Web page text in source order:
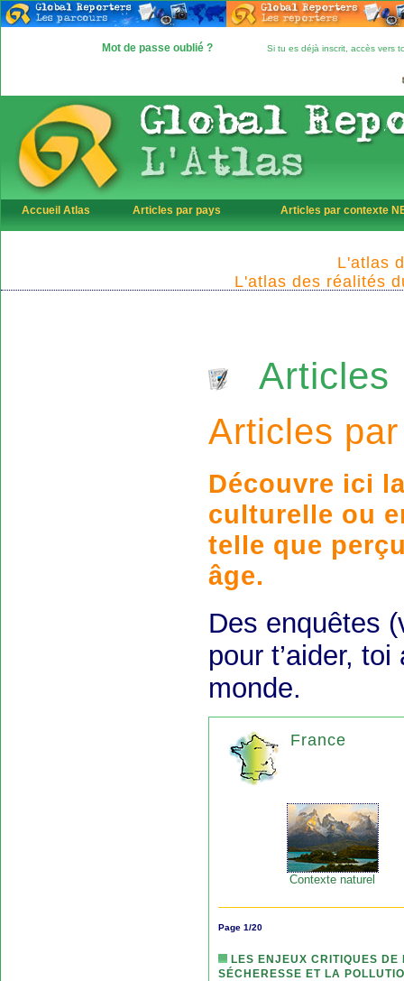
Mot de passe oublié ? Si tu es déjà inscrit, accès vers
Accueil Atlas Articles par pays Articles par contexte
L'atlas
L'atlas des réalités
Articles
Articles
Découvre ici
culturelle ou
telle que
âge.
Des enquêtes
pour t’aider,
monde.
France
Contexte naturel
Page 1/20
LES ENJEUX CRITIQUES DE
SÉCHERESSE ET LA